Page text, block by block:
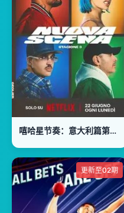
嘻哈星节奏：意大利篇第三季
更新至02期